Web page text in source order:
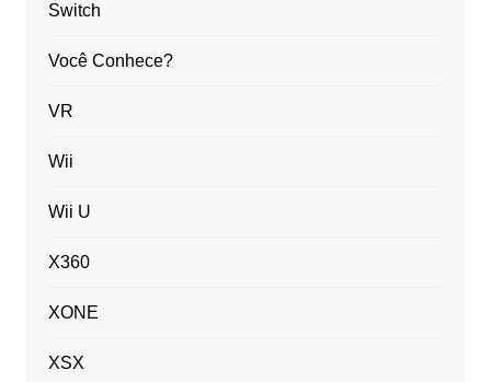
Switch
Você Conhece?
VR
Wii
Wii U
X360
XONE
XSX